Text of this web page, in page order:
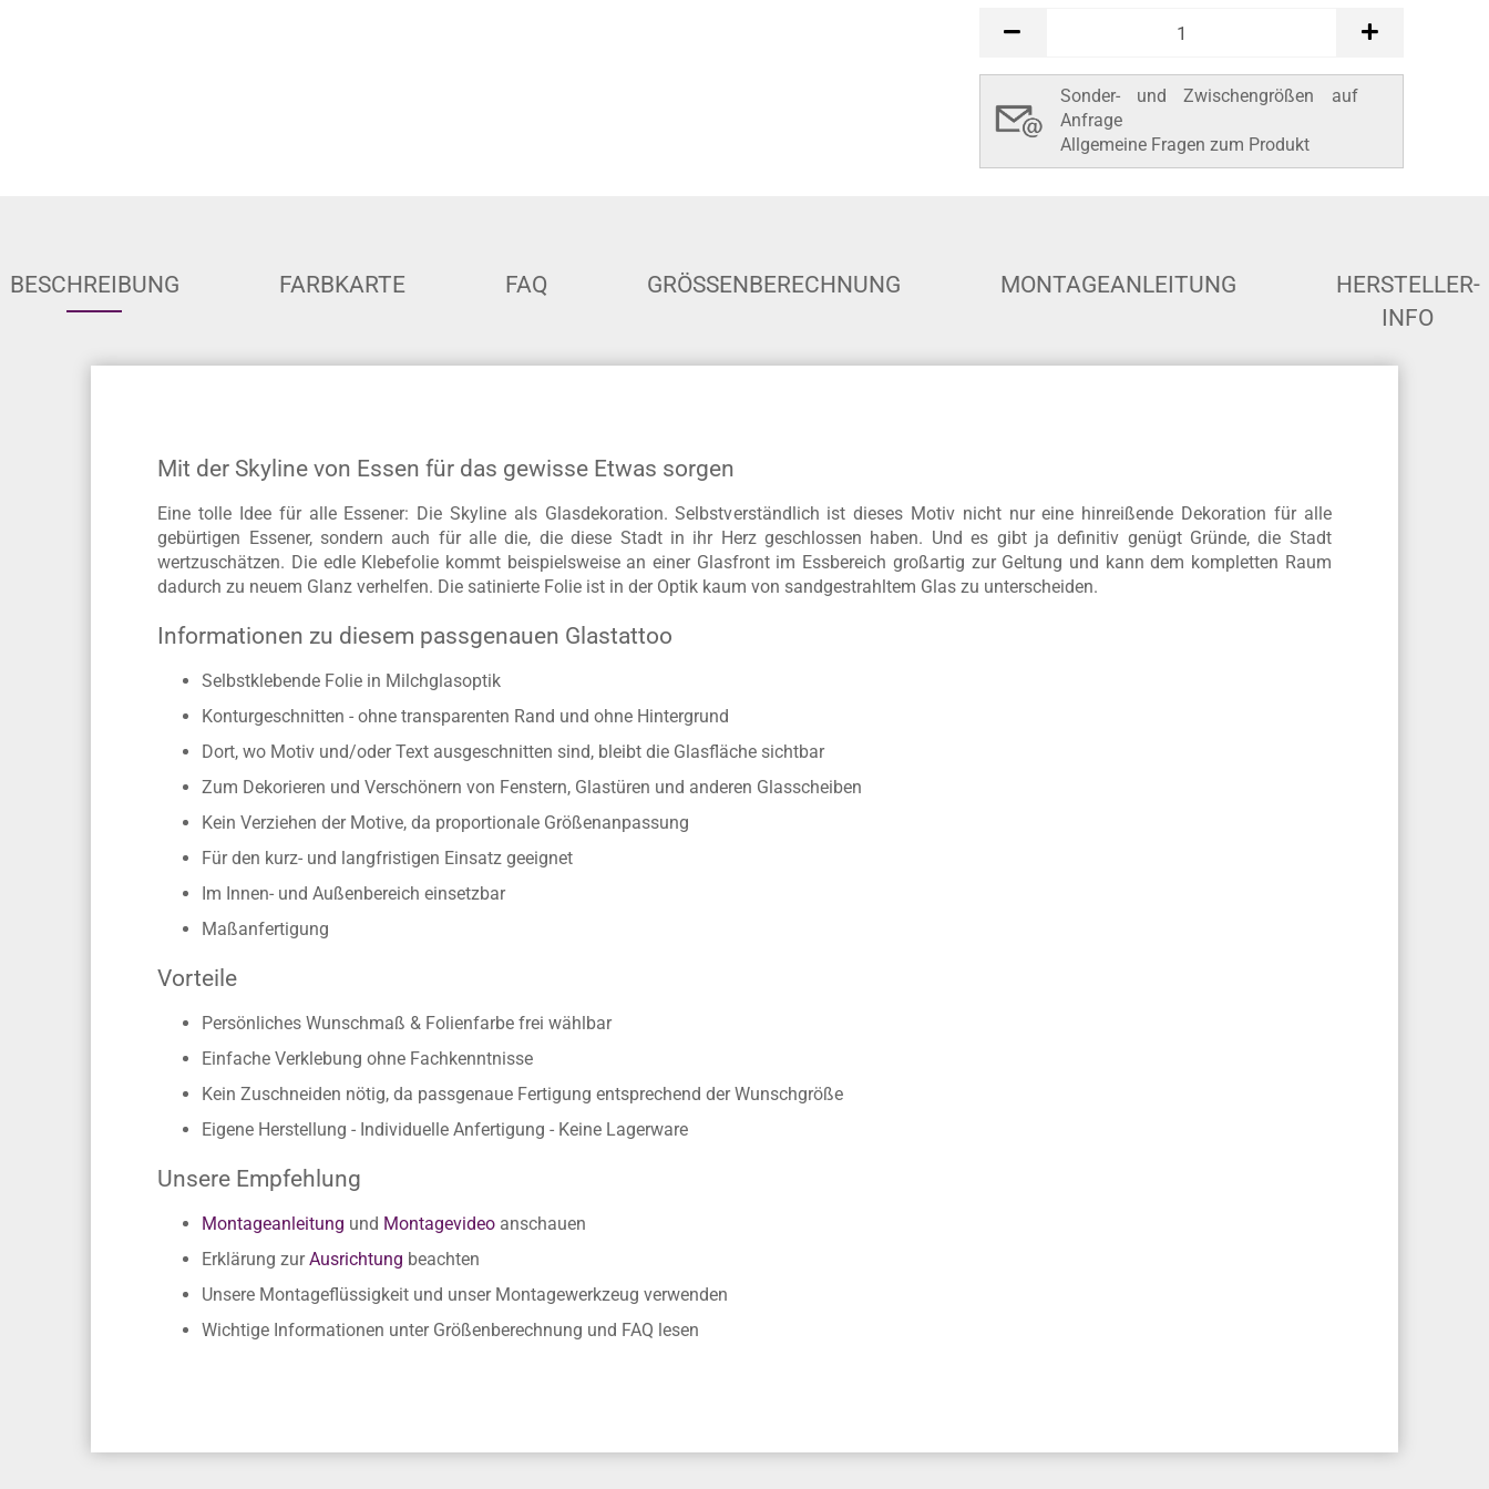
Sonder- und Zwischengrößen auf
Anfrage
Allgemeine Fragen zum Produkt
BESCHREIBUNG FARBKARTE FAQ GRÖSSENBERECHNUNG MONTAGEANLEITUNG
HERSTELLER-
INFO
Mit der Skyline von Essen für das gewisse Etwas sorgen
Eine tolle Idee für alle Essener: Die Skyline als Glasdekoration. Selbstverständlich ist dieses Motiv nicht nur eine hinreißende Dekoration für alle
gebürtigen Essener, sondern auch für alle die, die diese Stadt in ihr Herz geschlossen haben. Und es gibt ja definitiv genügt Gründe, die Stadt
wertzuschätzen. Die edle Klebefolie kommt beispielsweise an einer Glasfront im Essbereich großartig zur Geltung und kann dem kompletten Raum
dadurch zu neuem Glanz verhelfen. Die satinierte Folie ist in der Optik kaum von sandgestrahltem Glas zu unterscheiden.
Informationen zu diesem passgenauen Glastattoo
Selbstklebende Folie in Milchglasoptik
Konturgeschnitten - ohne transparenten Rand und ohne Hintergrund
Dort, wo Motiv und/oder Text ausgeschnitten sind, bleibt die Glasfläche sichtbar
Zum Dekorieren und Verschönern von Fenstern, Glastüren und anderen Glasscheiben
Kein Verziehen der Motive, da proportionale Größenanpassung
Für den kurz- und langfristigen Einsatz geeignet
Im Innen- und Außenbereich einsetzbar
Maßanfertigung
Vorteile
Persönliches Wunschmaß & Folienfarbe frei wählbar
Einfache Verklebung ohne Fachkenntnisse
Kein Zuschneiden nötig, da passgenaue Fertigung entsprechend der Wunschgröße
Eigene Herstellung - Individuelle Anfertigung - Keine Lagerware
Unsere Empfehlung
Montageanleitung und Montagevideo anschauen
Erklärung zurAusrichtung beachten
Unsere Montageflüssigkeit und unser Montagewerkzeug verwenden
Wichtige Informationen unter Größenberechnung und FAQ lesen